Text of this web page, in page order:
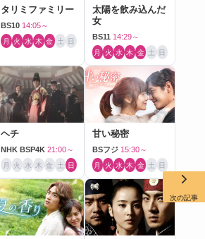
タリミファミリー
BS10 14:05～
月 火 水 木 金 土 日
太陽を飲み込んだ
女
BS11 14:29～
月 火 水 木 金 土 日
ヘチ
NHK BSP4K 21:00～
月 火 水 木 金 土 日
甘い秘密
BSフジ 15:30～
月 火 水 木 金 土 日
次の記事